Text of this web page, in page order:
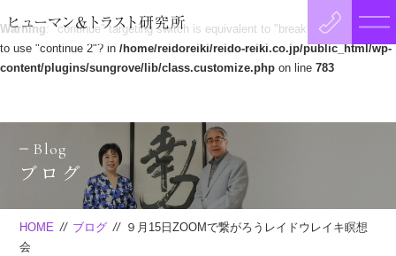
Warning: "continue" targeting switch is equivalent to "break". Did you mean
to use "continue 2"? in /home/reidoreiki/reido-reiki.co.jp/public_html/wp-
content/plugins/sungrove/lib/class.customize.php on line 783
Blog
ブログ
HOME // ブログ //
９月15日ZOOMで繋がろうレイドウレイキ瞑想
会